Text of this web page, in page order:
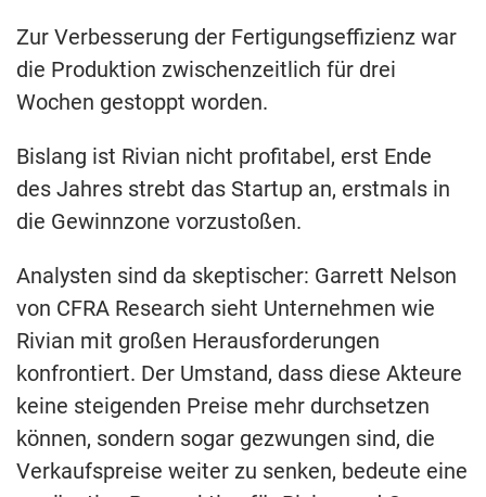
Zur Verbesserung der Fertigungseffizienz war
die Produktion zwischenzeitlich für drei
Wochen gestoppt worden.
Bislang ist Rivian nicht profitabel, erst Ende
des Jahres strebt das Startup an, erstmals in
die Gewinnzone vorzustoßen.
Analysten sind da skeptischer: Garrett Nelson
von CFRA Research sieht Unternehmen wie
Rivian mit großen Herausforderungen
konfrontiert. Der Umstand, dass diese Akteure
keine steigenden Preise mehr durchsetzen
können, sondern sogar gezwungen sind, die
Verkaufspreise weiter zu senken, bedeute eine